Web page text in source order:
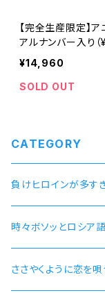
【完全生産限定】
アルナンバー入り
¥14,960
SOLD OUT
CATEGORY
負けヒロインが多すぎ
時々ボソッとロシア
ささやくように恋を唄